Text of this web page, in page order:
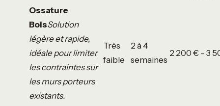
Ossature
BoisSolution
légère et rapide,
idéale pour limiter
les contraintes sur
les murs porteurs
existants.
Très
faible
2 à 4
semaines
2 200 € – 3